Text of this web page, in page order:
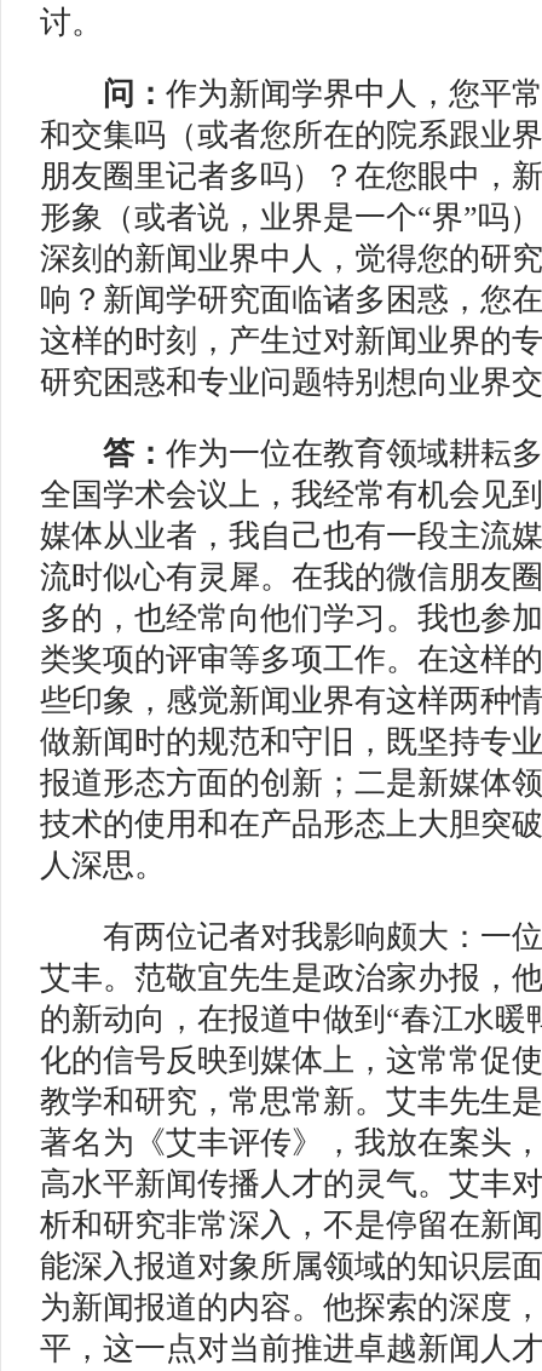
讨。
问： 作为新闻学界中人，您平
和交集吗（或者您所在的院系跟业
朋友圈里记者多吗）？在您眼中，
形象（或者说，业界是一个“界”吗
深刻的新闻业界中人，觉得您的研
响？新闻学研究面临诸多困惑，您
这样的时刻，产生过对新闻业界的
研究困惑和专业问题特别想向业界
答： 作为一位在教育领域耕耘
全国学术会议上，我经常有机会见
媒体从业者，我自己也有一段主流
流时似心有灵犀。在我的微信朋友
多的，也经常向他们学习。我也参
类奖项的评审等多项工作。在这样
些印象，感觉新闻业界有这样两种
做新闻时的规范和守旧，既坚持专
报道形态方面的创新；二是新媒体
技术的使用和在产品形态上大胆突
人深思。
有两位记者对我影响颇大：一位
艾丰。范敬宜先生是政治家办报，
的新动向，在报道中做到“春江水暖
化的信号反映到媒体上，这常常促
教学和研究，常思常新。艾丰先生
著名为《艾丰评传》，我放在案头
高水平新闻传播人才的灵气。艾丰
析和研究非常深入，不是停留在新
能深入报道对象所属领域的知识层
为新闻报道的内容。他探索的深度
平，这一点对当前推进卓越新闻人